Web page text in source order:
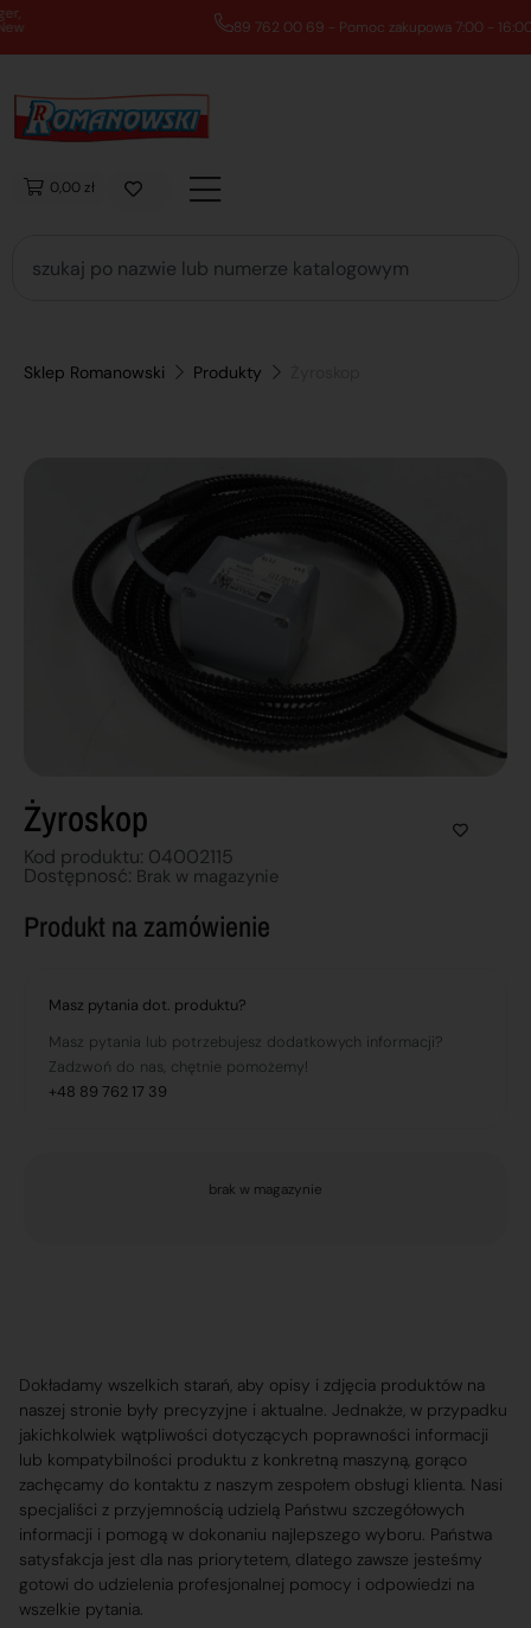
89 762 00 69 - Pomoc zakupowa 7:00 - 16:00
0,00 zł
Sklep Romanowski Produkty
Żyroskop
Kod produktu: 04002115
Dostępnosć: Brak w magazynie
Produkt na zamówienie
Masz pytania dot. produktu?
Masz pytania lub potrzebujesz dodatkowych informacji?
Zadzwoń do nas, chętnie pomożemy!
+48 89 762 17 39
brak w magazynie
Dokładamy wszelkich starań, aby opisy i zdjęcia produktów na
naszej stronie były precyzyjne i aktualne. Jednakże, w przypadku
jakichkolwiek wątpliwości dotyczących poprawności informacji
lub kompatybilności produktu z konkretną maszyną, gorąco
zachęcamy do kontaktu z naszym zespołem obsługi klienta. Nasi
specjaliści z przyjemnością udzielą Państwu szczegółowych
informacji i pomogą w dokonaniu najlepszego wyboru. Państwa
satysfakcja jest dla nas priorytetem, dlatego zawsze jesteśmy
gotowi do udzielenia profesjonalnej pomocy i odpowiedzi na
wszelkie pytania.